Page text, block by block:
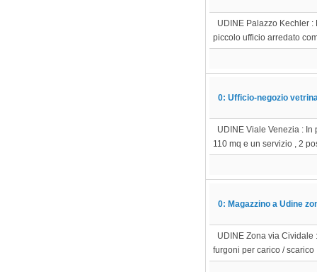
UDINE Palazzo Kechler
piccolo ufficio arredato
0: Ufficio-negozio
UDINE Viale Venezia :
110 mq e un servizio , 2
0: Magazzino a Udine
UDINE Zona via Cividale
furgoni per carico /